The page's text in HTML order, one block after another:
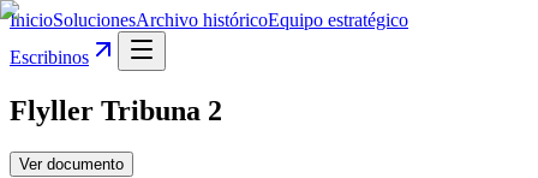
InicioSolucionesArchivo históricoEquipo estratégico
Escribinos
Flyller Tribuna 2
Ver documento